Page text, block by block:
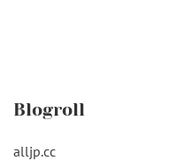
Blogroll
alljp.cc